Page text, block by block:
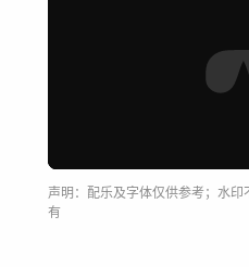
声明：配乐及字体仅供参考；水
有